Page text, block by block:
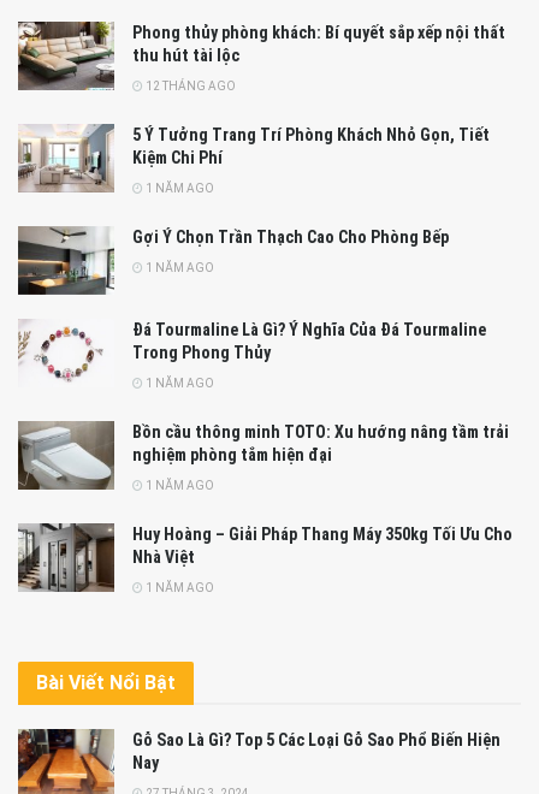
Phong thủy phòng khách: Bí quyết sắp xếp nội thất
thu hút tài lộc
12 THÁNG AGO
5 Ý Tưởng Trang Trí Phòng Khách Nhỏ Gọn, Tiết
Kiệm Chi Phí
1 NĂM AGO
Gợi Ý Chọn Trần Thạch Cao Cho Phòng Bếp
1 NĂM AGO
Đá Tourmaline Là Gì? Ý Nghĩa Của Đá Tourmaline
Trong Phong Thủy
1 NĂM AGO
Bồn cầu thông minh TOTO: Xu hướng nâng tầm trải
nghiệm phòng tắm hiện đại
1 NĂM AGO
Huy Hoàng – Giải Pháp Thang Máy 350kg Tối Ưu Cho
Nhà Việt
1 NĂM AGO
Bài Viết Nổi Bật
Gỗ Sao Là Gì? Top 5 Các Loại Gỗ Sao Phổ Biến Hiện
Nay